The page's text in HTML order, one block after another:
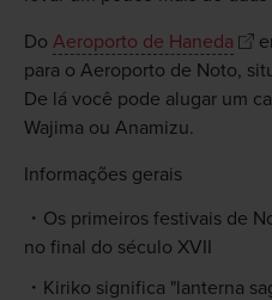
Do Aeroporto de Haneda
para o Aeroporto de Noto,
De lá você pode alugar um
Wajima ou Anamizu.
Informações gerais
Os primeiros festivais de
no final do século XVII
Kiriko significa "lanterna